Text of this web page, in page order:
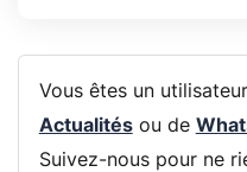
Vous êtes un
Actualitésou de
Suivez-nous pour ne